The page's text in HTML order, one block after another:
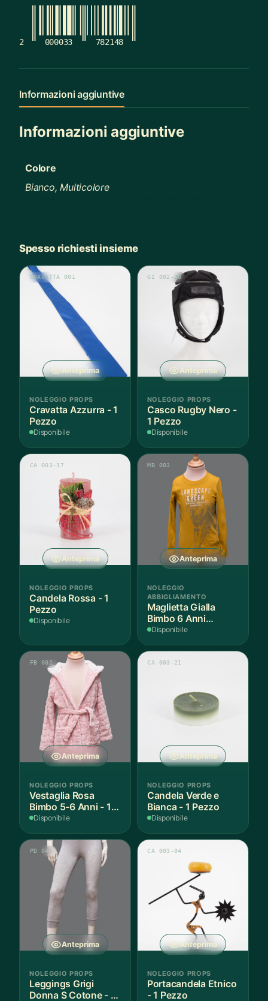
2 000033 782148
Informazioni aggiuntive
Informazioni aggiuntive
Colore
Bianco, Multicolore
Spesso richiesti insieme
Anteprima
CRAVATTA 001
NOLEGGIO PROPS
Cravatta Azzurra - 1
Pezzo
Disponibile
Anteprima
GI 002-28
NOLEGGIO PROPS
Casco Rugby Nero -
1 Pezzo
Disponibile
Anteprima
CA 003-17
NOLEGGIO PROPS
Candela Rossa - 1
Pezzo
Disponibile
Anteprima
MB 003
NOLEGGIO
ABBIGLIAMENTO
Maglietta Gialla
Bimbo 6 Anni
Cotone - 1 Pezzo
Disponibile
Anteprima
FB 002
NOLEGGIO PROPS
Vestaglia Rosa
Bimbo 5-6 Anni - 1
Pezzo
Disponibile
Anteprima
CA 003-21
NOLEGGIO PROPS
Candela Verde e
Bianca - 1 Pezzo
Disponibile
Anteprima
PD 047
NOLEGGIO PROPS
Leggings Grigi
Donna S Cotone - 1
Anteprima
CA 003-04
NOLEGGIO PROPS
Portacandela Etnico
- 1 Pezzo